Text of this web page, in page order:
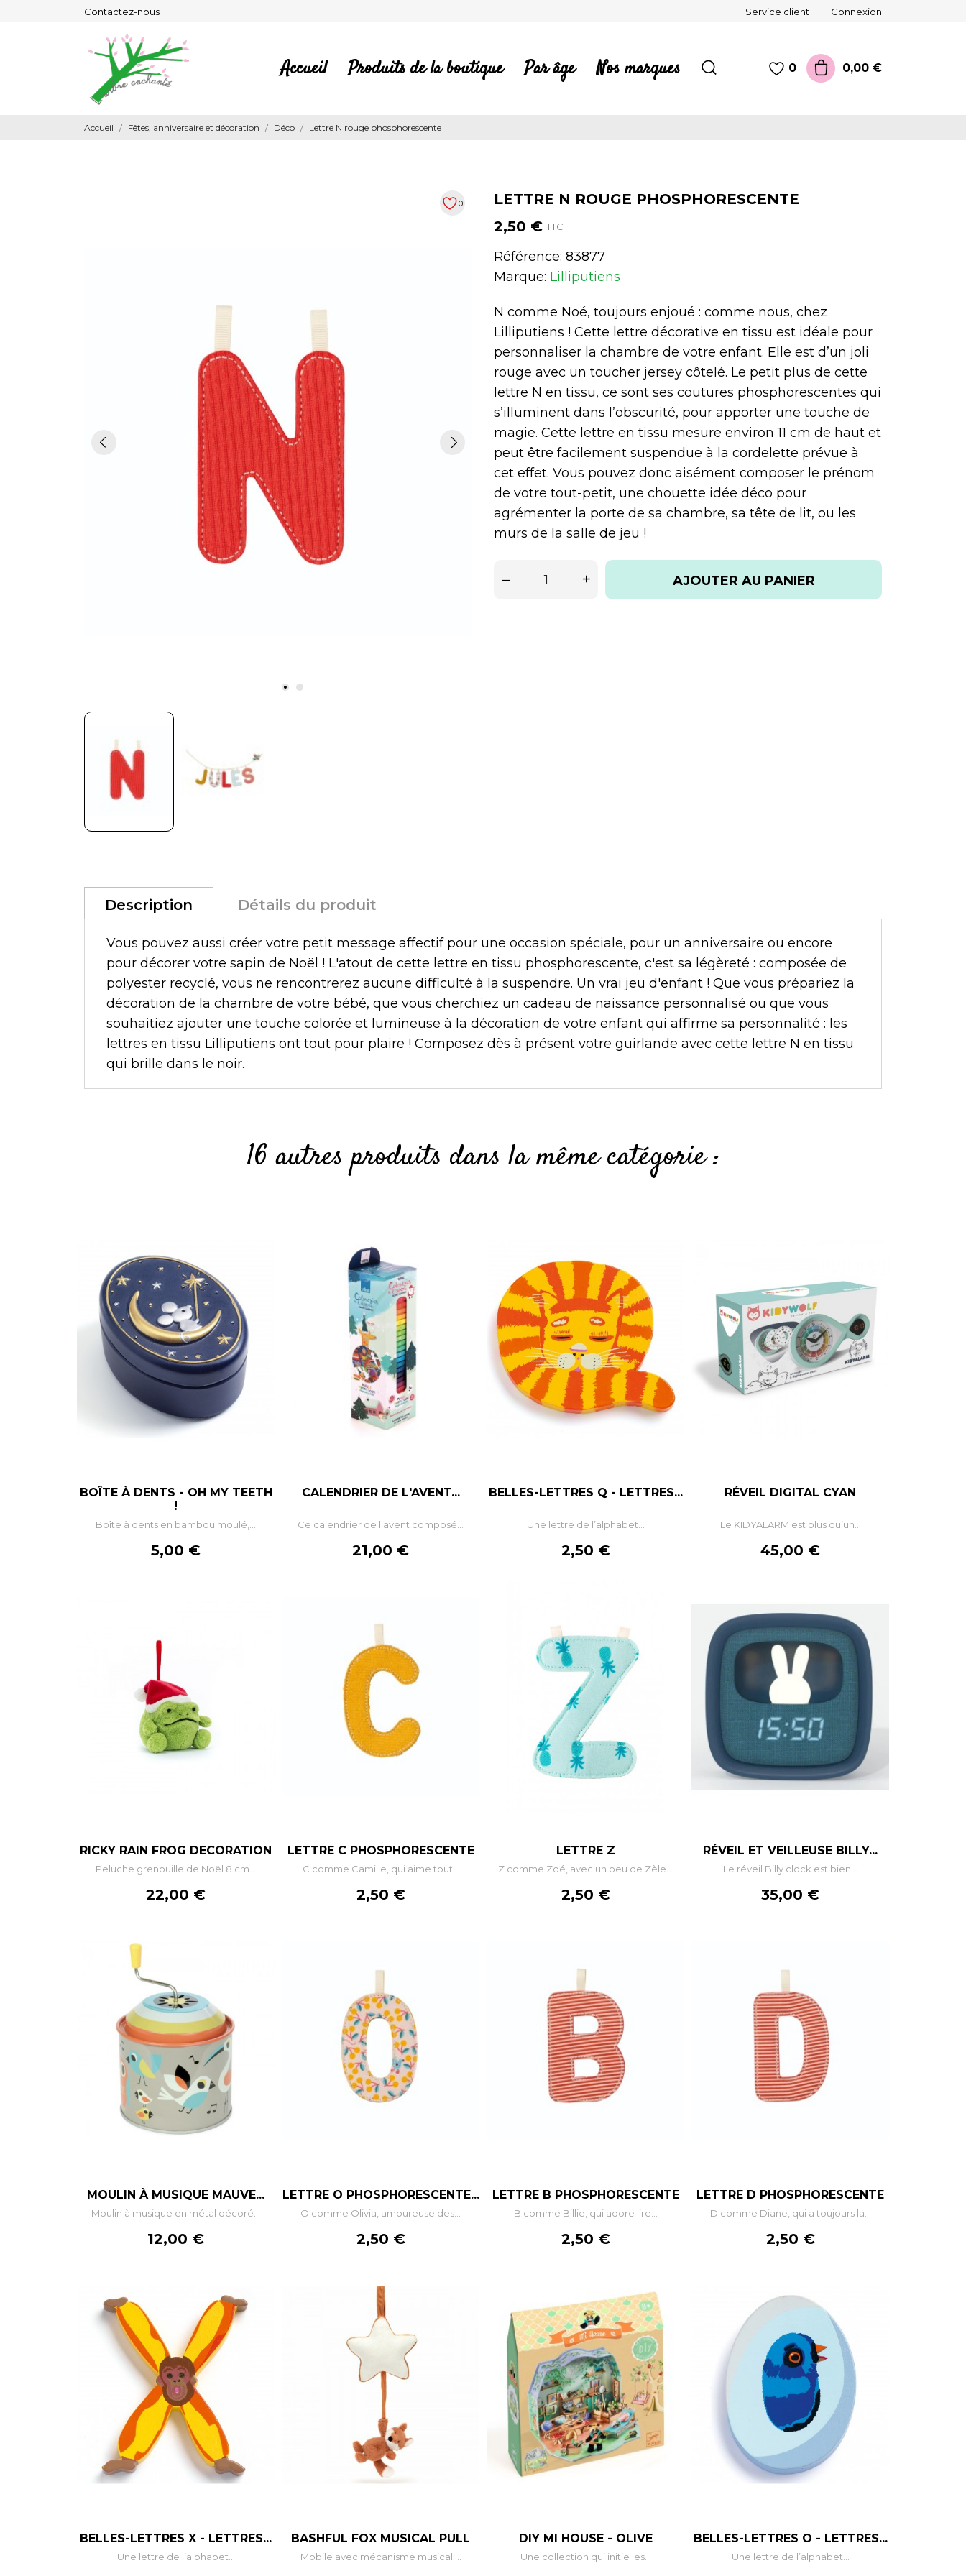
Contactez-nous Service client Connexion
Accueil Produits de la boutique Par âge Nos marques 0 0,00 €
Accueil Fêtes, anniversaire et décoration Déco Lettre N rouge phosphorescente
0
LETTRE N ROUGE PHOSPHORESCENTE
2,50 € TTC
Référence: 83877
Marque: Lilliputiens
N comme Noé, toujours enjoué : comme nous, chez
Lilliputiens ! Cette lettre décorative en tissu est idéale pour
personnaliser la chambre de votre enfant. Elle est d’un joli
rouge avec un toucher jersey côtelé. Le petit plus de cette
lettre N en tissu, ce sont ses coutures phosphorescentes qui
s’illuminent dans l’obscurité, pour apporter une touche de
magie. Cette lettre en tissu mesure environ 11 cm de haut et
peut être facilement suspendue à la cordelette prévue à
cet effet. Vous pouvez donc aisément composer le prénom
de votre tout-petit, une chouette idée déco pour
agrémenter la porte de sa chambre, sa tête de lit, ou les
murs de la salle de jeu !
– + AJOUTER AU PANIER
Description Détails du produit
Vous pouvez aussi créer votre petit message affectif pour une occasion spéciale, pour un anniversaire ou encore
pour décorer votre sapin de Noël ! L'atout de cette lettre en tissu phosphorescente, c'est sa légèreté : composée de
polyester recyclé, vous ne rencontrerez aucune difficulté à la suspendre. Un vrai jeu d'enfant ! Que vous prépariez la
décoration de la chambre de votre bébé, que vous cherchiez un cadeau de naissance personnalisé ou que vous
souhaitiez ajouter une touche colorée et lumineuse à la décoration de votre enfant qui affirme sa personnalité : les
lettres en tissu Lilliputiens ont tout pour plaire ! Composez dès à présent votre guirlande avec cette lettre N en tissu
qui brille dans le noir.
16 autres produits dans la même catégorie :
BOÎTE À DENTS - OH MY TEETH
!
Boîte à dents en bambou moulé,...
Prix
5,00 €
– + CALENDRIER DE L'AVENT...
Ce calendrier de l'avent composé...
Prix
21,00 €
– + BELLES-LETTRES Q - LETTRES...
Une lettre de l’alphabet...
Prix
2,50 €
– + RÉVEIL DIGITAL CYAN
Le KIDYALARM est plus qu’un...
Prix
45,00 €
– +
RICKY RAIN FROG DECORATION
Peluche grenouille de Noël 8 cm...
Prix
22,00 €
– + LETTRE C PHOSPHORESCENTE
C comme Camille, qui aime tout...
Prix
2,50 €
– + LETTRE Z
Z comme Zoé, avec un peu de Zèle...
Prix
2,50 €
RÉVEIL ET VEILLEUSE BILLY...
Le réveil Billy clock est bien...
Prix
35,00 €
– +
MOULIN À MUSIQUE MAUVE...
Moulin à musique en métal décoré...
Prix
12,00 €
– + LETTRE O PHOSPHORESCENTE...
O comme Olivia, amoureuse des...
Prix
2,50 €
– + LETTRE B PHOSPHORESCENTE
B comme Billie, qui adore lire...
Prix
2,50 €
– + LETTRE D PHOSPHORESCENTE
D comme Diane, qui a toujours la...
Prix
2,50 €
– +
BELLES-LETTRES X - LETTRES...
Une lettre de l’alphabet...
– + BASHFUL FOX MUSICAL PULL
Mobile avec mécanisme musical....
– + DIY MI HOUSE - OLIVE
Une collection qui initie les...
– + BELLES-LETTRES O - LETTRES...
Une lettre de l’alphabet...
– +